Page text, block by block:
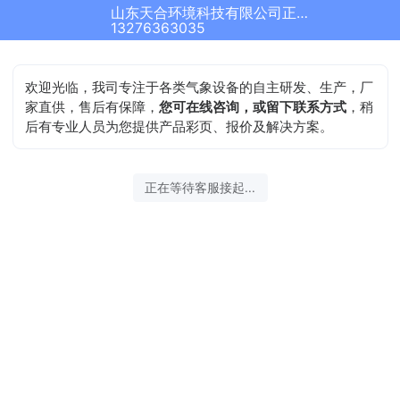
山东天合环境科技有限公司正在为您服务
13276363035
欢迎光临，我司专注于各类气象设备的自主研发、生产，厂
家直供，售后有保障，您可在线咨询，或留下联系方式 ，稍
后有专业人员为您提供产品彩页、报价及解决方案。
正在等待客服接起...